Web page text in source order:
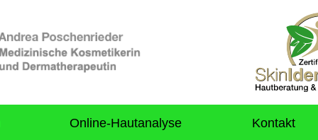
Online-Hautanalyse Kontakt